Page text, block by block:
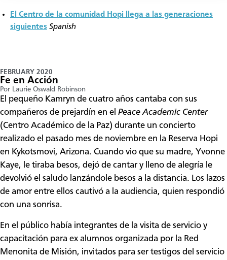
El Centro de la comunidad Hopi llega a las generaciones
siguientes Spanish
FEBRUARY 2020
Fe en Acción
Por Laurie Oswald Robinson
El pequeño Kamryn de cuatro años cantaba con sus
compañeros de prejardín en el Peace Academic Center
(Centro Académico de la Paz) durante un concierto
realizado el pasado mes de noviembre en la Reserva Hopi
en Kykotsmovi, Arizona. Cuando vio que su madre, Yvonne
Kaye, le tiraba besos, dejó de cantar y lleno de alegría le
devolvió el saludo lanzándole besos a la distancia. Los lazos
de amor entre ellos cautivó a la audiencia, quien respondió
con una sonrisa.
En el público había integrantes de la visita de servicio y
capacitación para ex alumnos organizada por la Red
Menonita de Misión, invitados para ser testigos del servicio